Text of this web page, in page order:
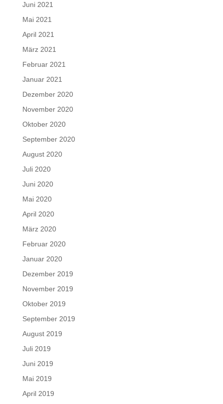
Juni 2021
Mai 2021
April 2021
März 2021
Februar 2021
Januar 2021
Dezember 2020
November 2020
Oktober 2020
September 2020
August 2020
Juli 2020
Juni 2020
Mai 2020
April 2020
März 2020
Februar 2020
Januar 2020
Dezember 2019
November 2019
Oktober 2019
September 2019
August 2019
Juli 2019
Juni 2019
Mai 2019
April 2019